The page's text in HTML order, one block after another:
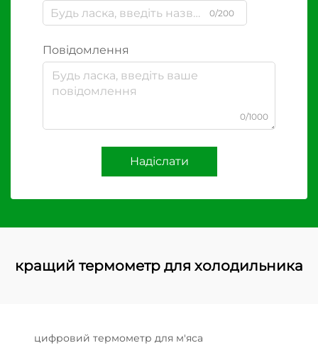
0/200
Повідомлення
0/1000
Надіслати
кращий термометр для холодильника
цифровий термометр для м'яса